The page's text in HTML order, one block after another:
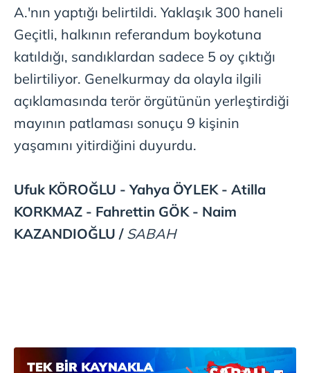
A.'nın yaptığı belirtildi. Yaklaşık 300 haneli
Geçitli, halkının referandum boykotuna
katıldığı, sandıklardan sadece 5 oy çıktığı
belirtiliyor. Genelkurmay da olayla ilgili
açıklamasında terör örgütünün yerleştirdiği
mayının patlaması sonuçu 9 kişinin
yaşamını yitirdiğini duyurdu.
Ufuk KÖROĞLU - Yahya ÖYLEK - Atilla
KORKMAZ - Fahrettin GÖK - Naim
KAZANDIOĞLU / SABAH